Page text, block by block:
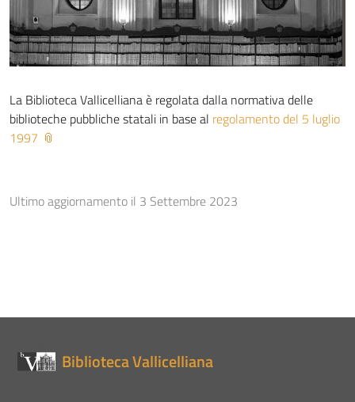
La Biblioteca Vallicelliana è regolata dalla normativa delle
biblioteche pubbliche statali in base al regolamento del 5 luglio
1997
Ultimo aggiornamento il 3 Settembre 2023
Biblioteca Vallicelliana